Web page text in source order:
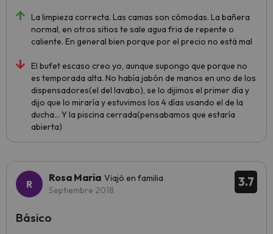
La limpieza correcta. Las camas son cómodas. La bañera
normal, en otros sitios te sale agua fria de repente o
caliente. En general bien porque por el precio no está mal
El bufet escaso creo yo, aunque supongo que porque no
es temporada alta. No había jabón de manos en uno de los
dispensadores(el del lavabo), se lo dijimos el primer día y
dijo que lo miraría y estuvimos los 4 días usando el de la
ducha... Y la piscina cerrada(pensabamos que estaría
abierta)
3.7
Rosa Maria Viajó en familia
Septiembre 2018
Básico